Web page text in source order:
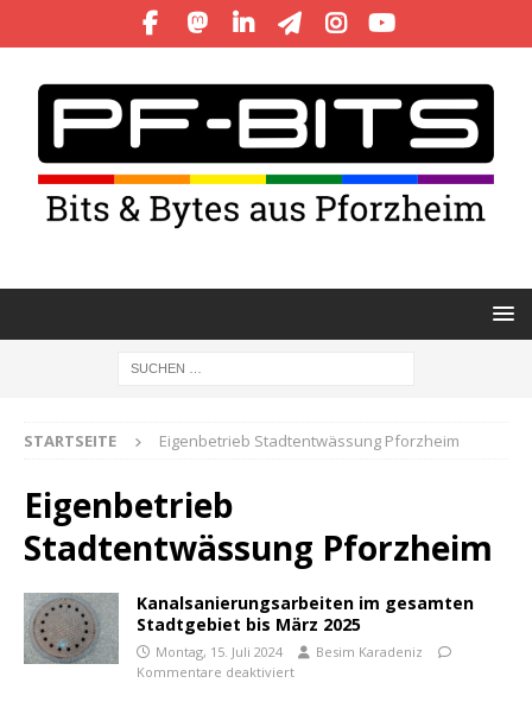
STARTSEITE Eigenbetrieb Stadtentwässung Pforzheim
Eigenbetrieb
Stadtentwässung Pforzheim
Kanalsanierungsarbeiten im gesamten
Stadtgebiet bis März 2025
Montag, 15. Juli 2024
Besim Karadeniz
Kommentare deaktiviert